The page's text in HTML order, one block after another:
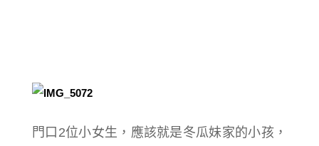
門口2位小女生，應該就是冬瓜妹家的小孩，